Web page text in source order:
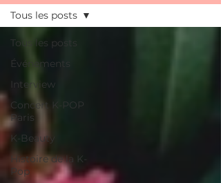
Tous les posts
Événements
Interview
Concert K-POP
Paris
K-Beauty
Histoire de la K-
Pop
Tous les posts